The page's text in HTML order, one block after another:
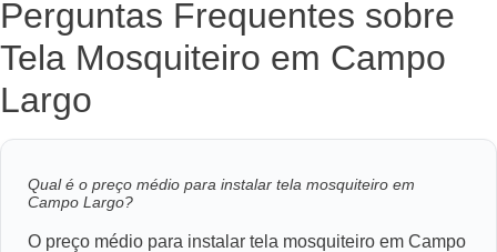
Perguntas Frequentes sobre
Tela Mosquiteiro em Campo
Largo
Qual é o preço médio para instalar tela mosquiteiro em
Campo Largo?
O preço médio para instalar tela mosquiteiro em Campo